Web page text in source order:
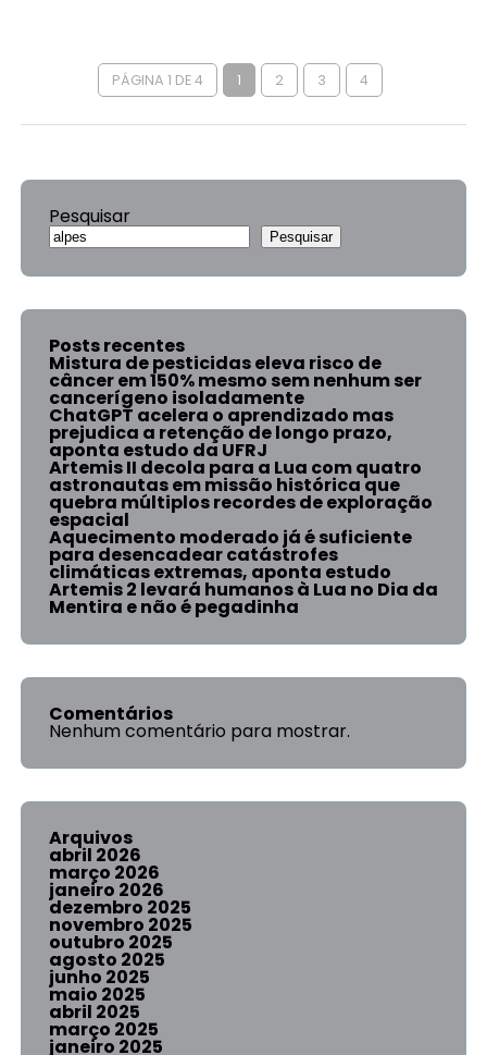
PÁGINA 1 DE 4 1 2 3 4
Pesquisar
Pesquisar
Posts recentes
Mistura de pesticidas eleva risco de
câncer em 150% mesmo sem nenhum ser
cancerígeno isoladamente
ChatGPT acelera o aprendizado mas
prejudica a retenção de longo prazo,
aponta estudo da UFRJ
Artemis II decola para a Lua com quatro
astronautas em missão histórica que
quebra múltiplos recordes de exploração
espacial
Aquecimento moderado já é suficiente
para desencadear catástrofes
climáticas extremas, aponta estudo
Artemis 2 levará humanos à Lua no Dia da
Mentira e não é pegadinha
Comentários
Nenhum comentário para mostrar.
Arquivos
abril 2026
março 2026
janeiro 2026
dezembro 2025
novembro 2025
outubro 2025
agosto 2025
junho 2025
maio 2025
abril 2025
março 2025
janeiro 2025